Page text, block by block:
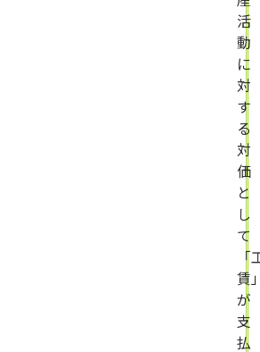
活
動
に
対
す
る
対
価
と
し
て
「
賃
が
支
払